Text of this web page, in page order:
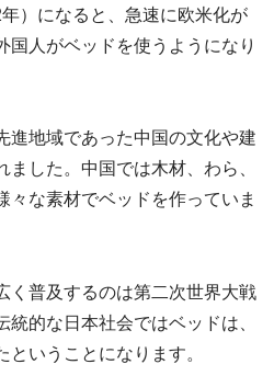
）になると、急速に欧米化が
国人がベッドを使うようになり
進地域であった中国の文化や建
した。中国では木材、わら、
々な素材でベッドを作っていま
く普及するのは第二次世界大戦
的な日本社会ではベッドは、
いうことになります。